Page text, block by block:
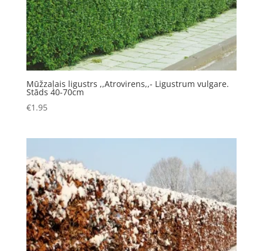
Mūžzaļais ligustrs ,,Atrovirens,,- Ligustrum vulgare.
Stāds 40-70cm
€1.95